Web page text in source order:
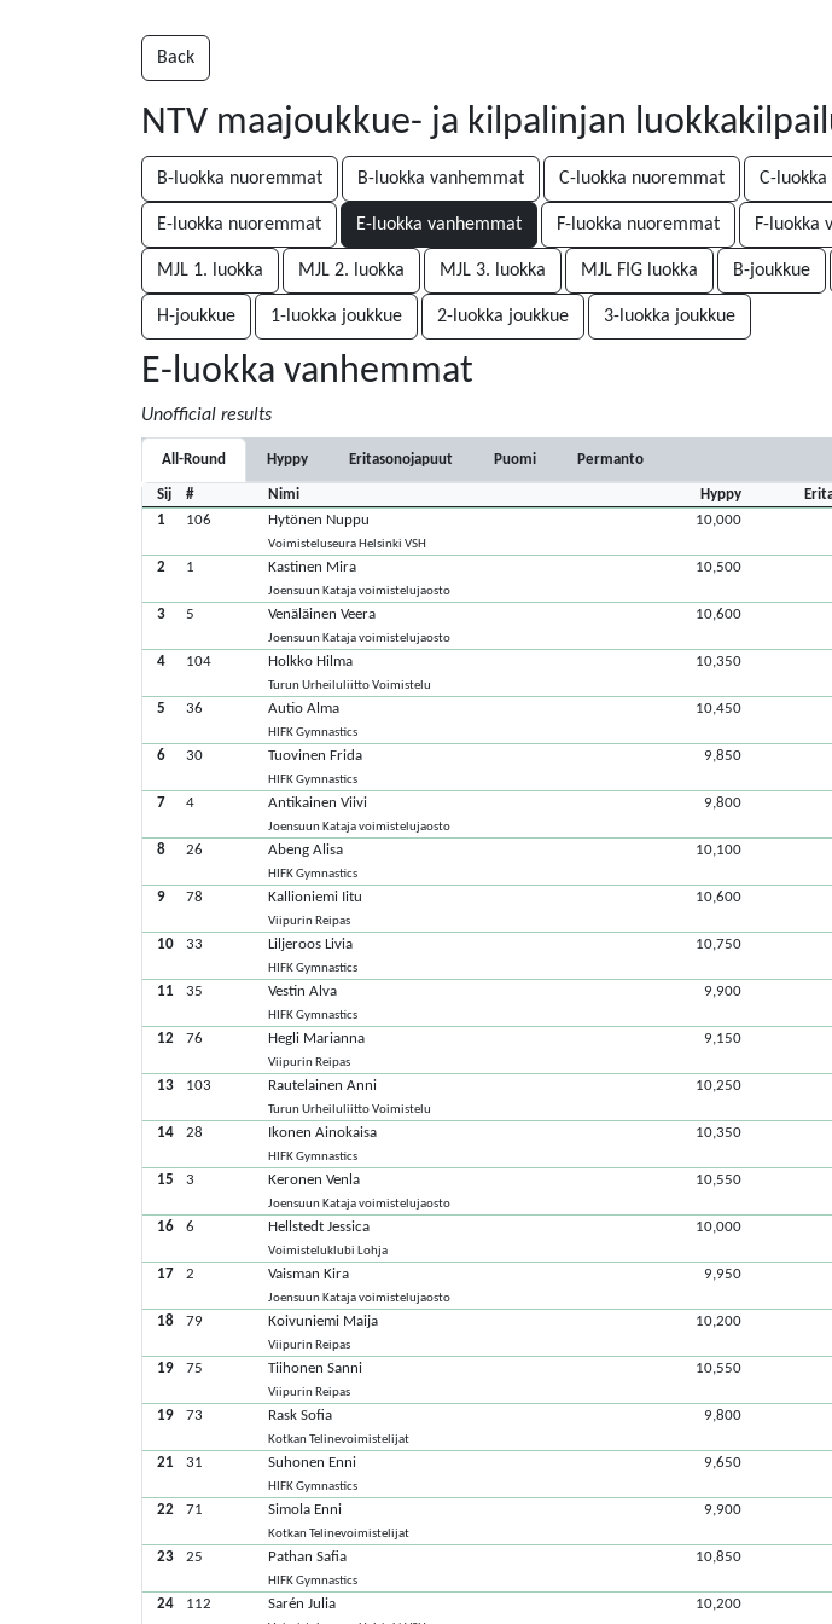
Back
NTV maajoukkue- ja kilpalinjan
B-luokka nuoremmat B-luokka vanhemmat C-luokka nuoremmat C-
E-luokka nuoremmat E-luokka vanhemmat F-luokka nuoremmat F-luokka
MJL 1. luokka MJL 2. luokka MJL 3. luokka MJL FIG luokka B-joukkue
H-joukkue 1-luokka joukkue 2-luokka joukkue 3-luokka joukkue
E-luokka vanhemmat
Unofficial results
All-Round Hyppy Eritasonojapuut Puomi Permanto
Sij # Nimi Hyppy
1
106 Hytönen Nuppu
Voimisteluseura Helsinki VSH
10,000
2 1 Kastinen Mira
Joensuun Kataja voimistelujaosto
10,500
3 5 Venäläinen Veera
Joensuun Kataja voimistelujaosto
10,600
4 104 Holkko Hilma
Turun Urheiluliitto Voimistelu
10,350
5 36 Autio Alma
HIFK Gymnastics
10,450
6 30 Tuovinen Frida
HIFK Gymnastics
9,850
7 4 Antikainen Viivi
Joensuun Kataja voimistelujaosto
9,800
8 26 Abeng Alisa
HIFK Gymnastics
10,100
9 78 Kallioniemi Iitu
Viipurin Reipas
10,600
10 33 Liljeroos Livia
HIFK Gymnastics
10,750
11 35 Vestin Alva
HIFK Gymnastics
9,900
12 76 Hegli Marianna
Viipurin Reipas
9,150
13 103 Rautelainen Anni
Turun Urheiluliitto Voimistelu
10,250
14 28 Ikonen Ainokaisa
HIFK Gymnastics
10,350
15 3 Keronen Venla
Joensuun Kataja voimistelujaosto
10,550
16 6 Hellstedt Jessica
Voimisteluklubi Lohja
10,000
17 2 Vaisman Kira
Joensuun Kataja voimistelujaosto
9,950
18 79 Koivuniemi Maija
Viipurin Reipas
10,200
19 75 Tiihonen Sanni
Viipurin Reipas
10,550
19 73 Rask Sofia
Kotkan Telinevoimistelijat
9,800
21 31 Suhonen Enni
HIFK Gymnastics
9,650
22 71 Simola Enni
Kotkan Telinevoimistelijat
9,900
23 25 Pathan Safia
HIFK Gymnastics
10,850
24 112 Sarén Julia 10,200